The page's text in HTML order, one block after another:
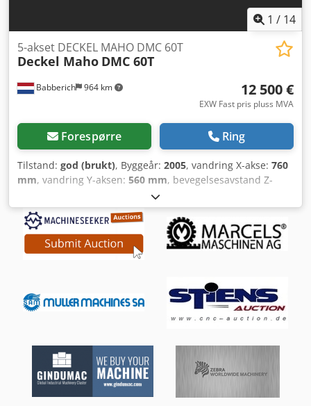
1 / 14
Babberich 964 km
5-akset DECKEL MAHO DMC 60T
Deckel Maho DMC 60T
12 500 €
EXW Fast pris pluss MVA
Forespørre Ring
Tilstand: god (brukt), Byggeår: 2005, vandring X-akse: 760
mm, vandring Y-aksen: 560 mm, bevegelsesavstand Z-
, mating X-akse:30 000 m/min
matingshastighet Y-akse:30 000 m/min, mating Z-akse:
30 000 m/min, total høyde: 2 450 mm, total lengde:5 200
mm, total bredde:4 500 mm , bordbredde:500 mm,
bordlengde:630 mm, bordbelastning:300 kg, totalvekt:
DMC 60T MACH-ID 9443 Produsent: DECKEL MAHO Type:
DMC 60T Styring: HeidenHain iTNC530 Årsmodell: 2005 €
12 500,00 X-akse: 760 mm Y-akse: 560 mm Z-akse: 560 mm
Matehastighet X-akse: 30000 mm/min Matehastighet Y-
akse: 30000 mm/min Matehastighet Z-akse: 30000 mm/min
Verktøyfeste: 40ISO/Bt/Mk Codpjym R Tgsfx Adioha
Spindeleffekt: 26 kW Turtall: 18000 o/min Verktøyskifter: 30